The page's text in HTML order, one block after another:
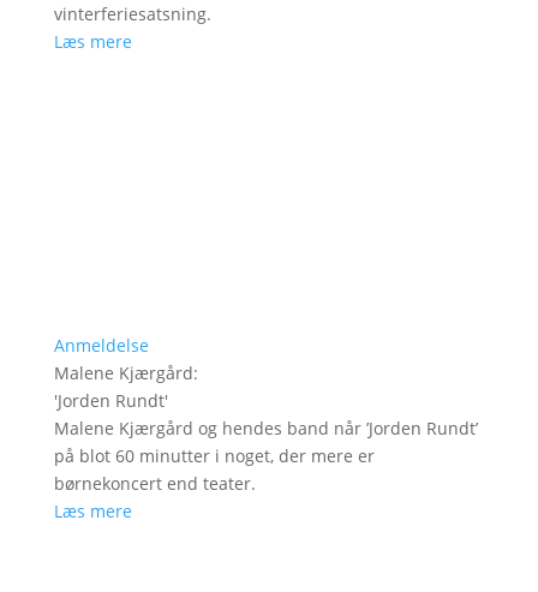
vinterferiesatsning.
Læs mere
Anmeldelse
Malene Kjærgård:
'Jorden Rundt'
Malene Kjærgård og hendes band når ’Jorden Rundt’
på blot 60 minutter i noget, der mere er
børnekoncert end teater.
Læs mere